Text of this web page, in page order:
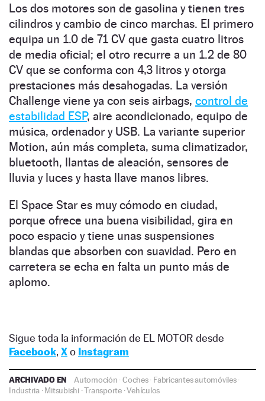
Los dos motores son de gasolina y tienen tres
cilindros y cambio de cinco marchas. El primero
equipa un 1.0 de 71 CV que gasta cuatro litros
de media oficial; el otro recurre a un 1.2 de 80
CV que se conforma con 4,3 litros y otorga
prestaciones más desahogadas. La versión
Challenge viene ya con seis airbags, control de
estabilidad ESP, aire acondicionado, equipo de
música, ordenador y USB. La variante superior
Motion, aún más completa, suma climatizador,
bluetooth, llantas de aleación, sensores de
lluvia y luces y hasta llave manos libres.
El Space Star es muy cómodo en ciudad,
porque ofrece una buena visibilidad, gira en
poco espacio y tiene unas suspensiones
blandas que absorben con suavidad. Pero en
carretera se echa en falta un punto más de
aplomo.
Sigue toda la información de EL MOTOR desde
Facebook, Xo Instagram
ARCHIVADO EN Automoción ·Coches· Fabricantes automóviles·
Industria·Mitsubishi·Transporte·Vehículos